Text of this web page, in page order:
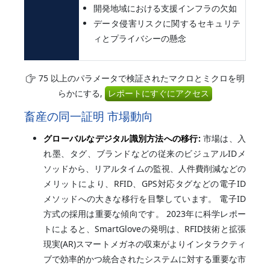
開発地域における支援インフラの欠如
データ侵害リスクに関するセキュリテ
ィとプライバシーの懸念
75 以上のパラメータで検証されたマクロとミクロを明
らかにする, レポートにすぐにアクセス
畜産の同一証明 市場動向
グローバルなデジタル識別方法への移行: 市場は、入
れ墨、タグ、ブランドなどの従来のビジュアルIDメ
ソッドから、リアルタイムの監視、人件費削減などの
メリットにより、RFID、GPS対応タグなどの電子ID
メソッドへの大きな移行を目撃しています。 電子ID
方式の採用は重要な傾向です。 2023年に科学レポー
トによると、SmartGloveの発明は、RFID技術と拡張
現実(AR)スマートメガネの収束がよりインタラクティ
ブで効率的かつ統合されたシステムに対する重要な市